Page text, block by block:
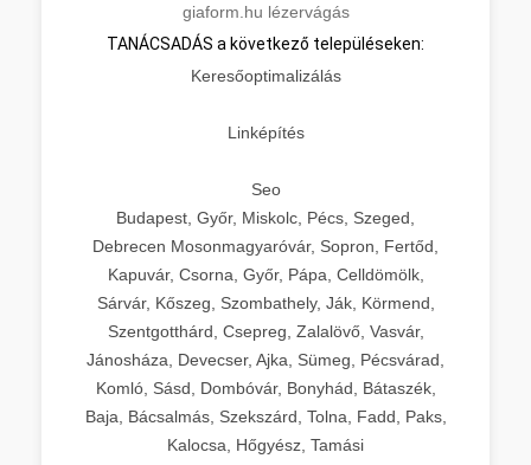
giaform.hu lézervágás
TANÁCSADÁS a következő településeken:
Keresőoptimalizálás
Linképítés
Seo
Budapest, Győr, Miskolc, Pécs, Szeged,
Debrecen Mosonmagyaróvár, Sopron, Fertőd,
Kapuvár, Csorna, Győr, Pápa, Celldömölk,
Sárvár, Kőszeg, Szombathely, Ják, Körmend,
Szentgotthárd, Csepreg, Zalalövő, Vasvár,
Jánosháza, Devecser, Ajka, Sümeg, Pécsvárad,
Komló, Sásd, Dombóvár, Bonyhád, Bátaszék,
Baja, Bácsalmás, Szekszárd, Tolna, Fadd, Paks,
Kalocsa, Hőgyész, Tamási